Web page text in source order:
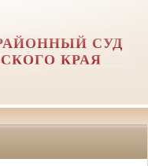
СУД
КРАЯ